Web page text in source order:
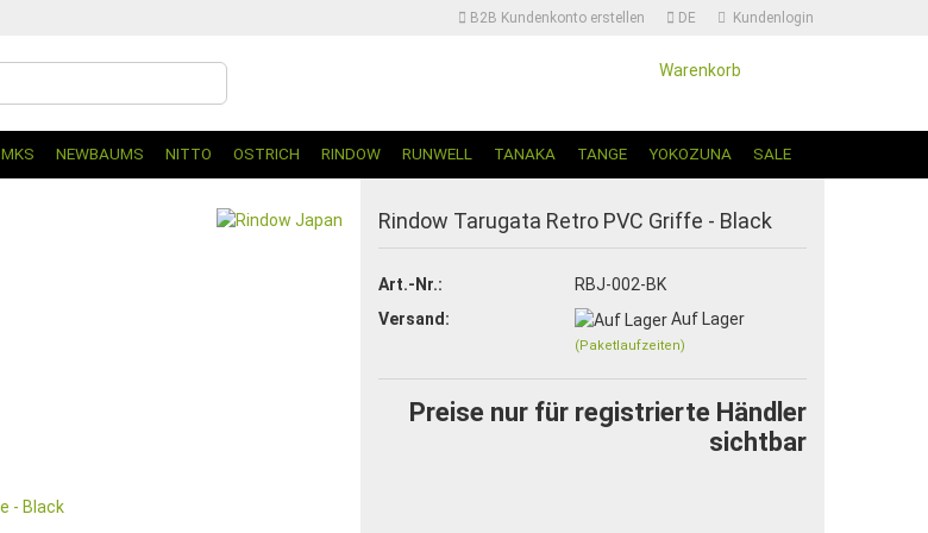
B2B Kundenkonto erstellen DE
Sprache auswählen | Change Language
Kundenlogin
Konto erstellen
Passwort vergessen?
Warenkorb
MKS NEWBAUMS NITTO OSTRICH RINDOW RUNWELL TANAKA TANGE YOKOZUNA SALE
Rindow Tarugata Retro PVC Griffe - Black
Art.-Nr.:
RBJ-002-BK
Versand:
Auf Lager
(Paketlaufzeiten)
Preise nur für registrierte Händler
sichtbar